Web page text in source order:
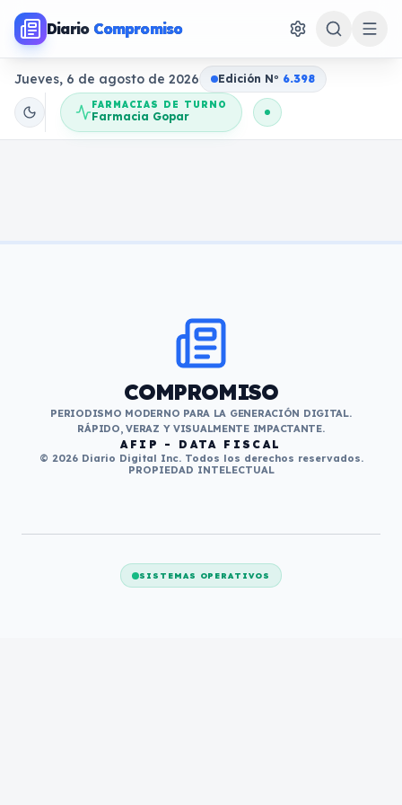
Diario Compromiso
Jueves, 6 de agosto de 2026 Edición No 6.398
FARMACIAS DE TURNO
Farmacia Gopar
COMPROMISO
PERIODISMO MODERNO PARA LA GENERACIÓN DIGITAL.
RÁPIDO, VERAZ Y VISUALMENTE IMPACTANTE.
AFIP - DATA FISCAL
© 2026 Diario Digital Inc. Todos los derechos reservados.
PROPIEDAD INTELECTUAL
SISTEMAS OPERATIVOS